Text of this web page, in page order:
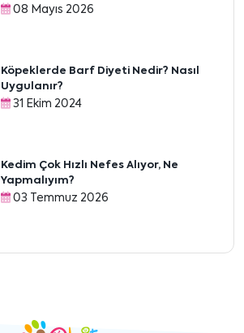
08 Mayıs 2026
Köpeklerde Barf Diyeti Nedir? Nasıl
Uygulanır?
31 Ekim 2024
Kedim Çok Hızlı Nefes Alıyor, Ne
Yapmalıyım?
03 Temmuz 2026